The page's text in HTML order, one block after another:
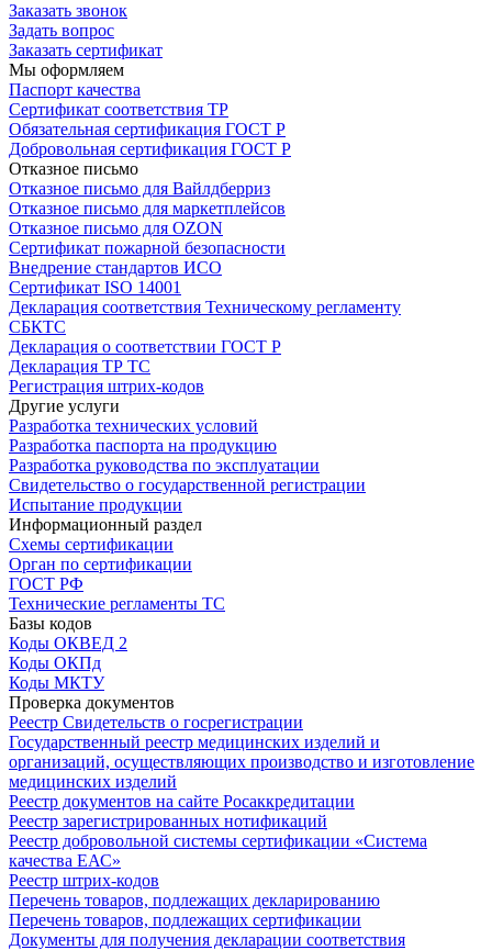
Заказать звонок
Задать вопрос
Заказать сертификат
Мы оформляем
Паспорт качества
Сертификат соответствия ТР
Обязательная сертификация ГОСТ Р
Добровольная сертификация ГОСТ Р
Отказное письмо
Отказное письмо для Вайлдберриз
Отказное письмо для маркетплейсов
Отказное письмо для OZON
Сертификат пожарной безопасности
Внедрение стандартов ИСО
Сертификат ISO 14001
Декларация соответствия Техническому регламенту
СБКТС
Декларация о соответствии ГОСТ Р
Декларация ТР ТС
Регистрация штрих-кодов
Другие услуги
Разработка технических условий
Разработка паспорта на продукцию
Разработка руководства по эксплуатации
Свидетельство о государственной регистрации
Испытание продукции
Информационный раздел
Схемы сертификации
Орган по сертификации
ГОСТ РФ
Технические регламенты ТС
Базы кодов
Коды ОКВЕД 2
Коды ОКПд
Коды МКТУ
Проверка документов
Реестр Свидетельств о госрегистрации
Государственный реестр медицинских изделий и
организаций, осуществляющих производство и изготовление
медицинских изделий
Реестр документов на сайте Росаккредитации
Реестр зарегистрированных нотификаций
Реестр добровольной системы сертификации «Система
качества ЕАС»
Реестр штрих-кодов
Перечень товаров, подлежащих декларированию
Перечень товаров, подлежащих сертификации
Документы для получения декларации соответствия